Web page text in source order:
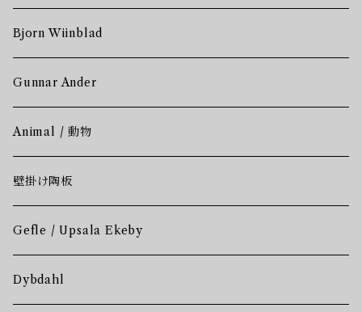
Bjorn Wiinblad
Gunnar Ander
Animal / 動物
壁掛け陶板
Gefle / Upsala Ekeby
Dybdahl